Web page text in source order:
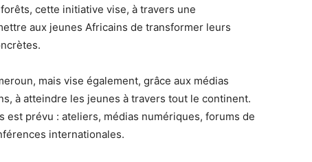
cette initiative vise, à travers une
aux jeunes Africains de transformer leurs
mais vise également, grâce aux médias
à atteindre les jeunes à travers tout le continent.
est prévu : ateliers, médias numériques, forums de
internationales.